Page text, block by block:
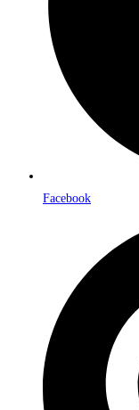
Facebook